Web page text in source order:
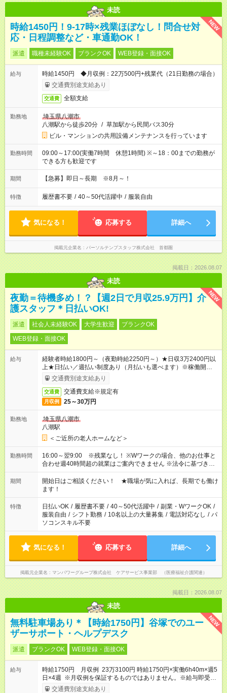
未読
NEW
時給1450円！9-17時×残業ほぼなし！問合せ対
応・日程調整など・車通勤OK！
派遣 職種未経験OK ブランクOK WEB登録・面接OK
給与
時給1450円 ◆月収例：22万500円+残業代（21日勤務の場合）
交通費別途支給あり
交通費 全額支給
勤務地
埼玉県八潮市
八潮駅から徒歩20分 / 草加駅から民間バス30分
ビル・マンションの共用設備メンテナンスを行っています
勤務時間
09:00～17:00(実働7時間 休憩1時間) ※～18：00までの勤務が
できる方も歓迎です
期間 【急募】即日～長期 ※8月～！
特徴 履歴書不要 / 40～50代活躍中 / 服装自由
気になる！ 応募する 詳細へ
掲載元企業名 パーソルテンプスタッフ株式会社 首都圏
掲載日：2026.08.07
未読
NEW
夜勤＝待機多め！？【週2日で月収25.9万円】介
護スタッフ＊日払いOK!
派遣 社会人未経験OK 大学生歓迎
ブランクOK
WEB登録・面接OK
給与
経験者時給1800円～（夜勤時給2250円～）★日収3万2400円以
上★日払い／週払い制度あり（月払いも選べます）※稼働開始時
は手続き完了次第のお支払いとなります。
交通費別途支給あり
交通費 交通費支給※規定有
月収例 25～30万円
勤務地
埼玉県八潮市
八潮駅
＜ご近所の老人ホームなど＞
勤務時間
16:00～翌9:00 ※残業なし！ ※Wワークの場合、他のお仕事と
合わせ週40時間超の就業はご案内できません ※法令に基づき、
週20時間以上勤務は社会保険への加入対象となります ※労働者
派遣法（日雇い派遣の原則禁止）により、短時間・短期間の就
業はご案内が難しい場合があります
期間
開始日はご相談ください！ ★職場が気に入れば、長期でも働け
ます！
特徴 日払いOK / 履歴書不要 / 40～50代活躍中 / 副業・WワークOK /
服装自由 / シフト勤務 / 10名以上の大量募集 / 電話対応なし / パ
ソコンスキル不要
気になる！ 応募する 詳細へ
掲載元企業名 マンパワーグループ株式会社 ケアサービス事業部 （医療福祉介護関連）
掲載日：2026.08.07
未読
NEW
無料駐車場あり＊【時給1750円】谷塚でのユー
ザーサポート・ヘルプデスク
派遣 ブランクOK WEB登録・面接OK
給与
時給1750円 月収例 23万3100円 時給1750円×実働6h40m×週5
日×4週 ※月収例を保証するものではありません。※給与即受取
りサービス利用可（利用条件有）
交通費別途支給あり